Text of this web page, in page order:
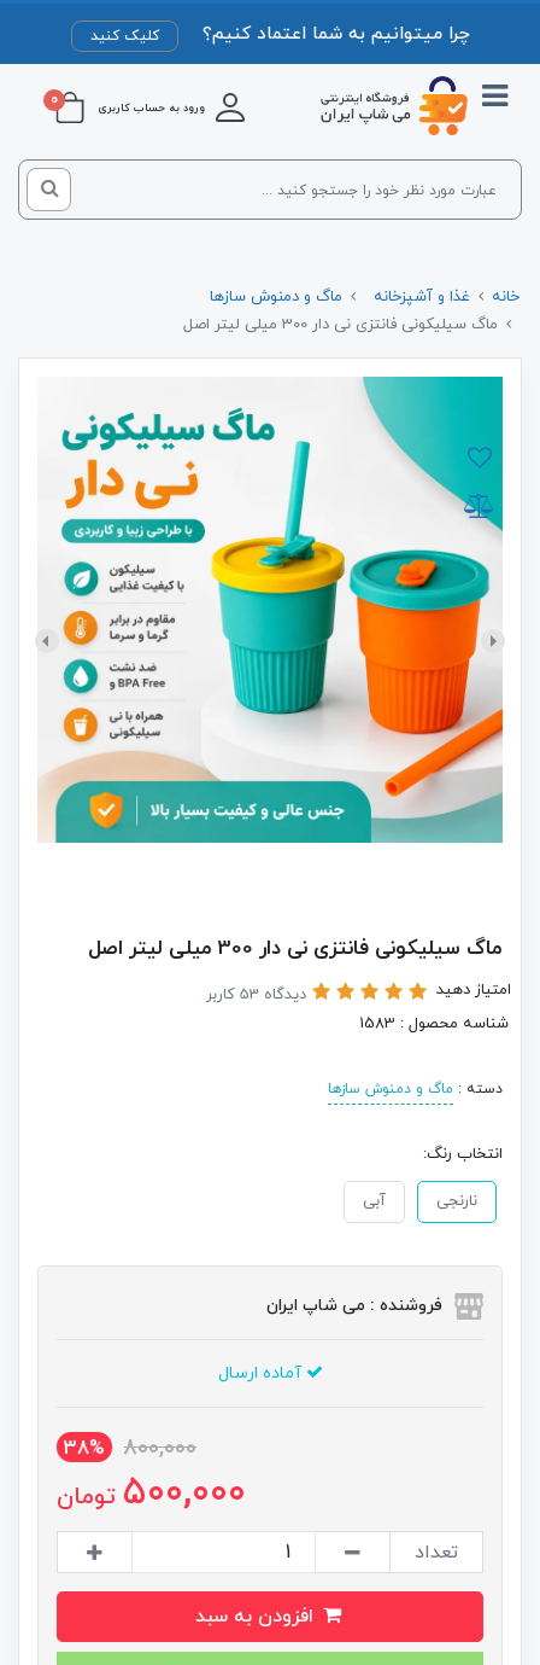
چرا میتوانیم به شما اعتماد کنیم؟ کلیک کنید
ورود به حساب کاربری 0
خانه غذا و آشپزخانه
ماگ و دمنوش سازها
ماگ سیلیکونی فانتزی نی دار 300 میلی لیتر اصل
ماگ سیلیکونی فانتزی نی دار 300 میلی لیتر اصل
امتیاز دهید
دیدگاه 53 کاربر
شناسه محصول : 1583
دسته : ماگ و دمنوش سازها
انتخاب رنگ:
نارنجی آبی
فروشنده : می شاپ ایران
آماده ارسال
800,000
38%
500,000 تومان
تعداد